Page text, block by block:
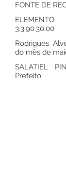
FONTE DE
3.3.90.30.00
Rodrigues
do mês de
SALATIEL
Prefeito